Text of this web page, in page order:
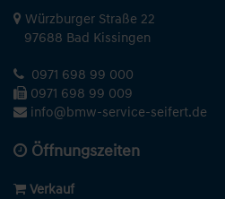
Würzburger Straße 22
97688 Bad Kissingen
0971 698 99 000
0971 698 99 009
info@bmw-service-seifert.de
Öffnungszeiten
Verkauf